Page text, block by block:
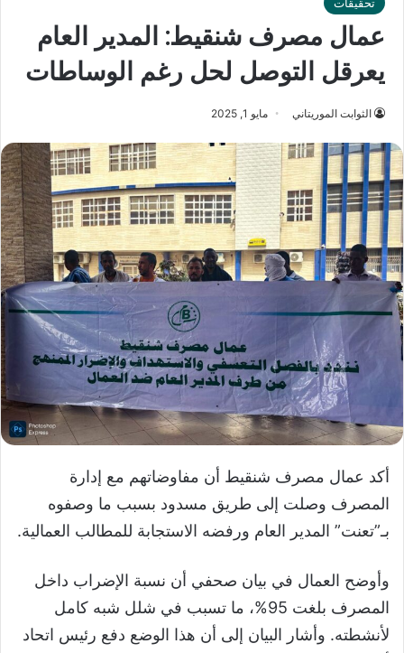
عمال مصرف شنقيط: المدير العام
يعرقل التوصل لحل رغم الوساطات
الثوابت الموريتاني مايو 1, 2025
أكد عمال مصرف شنقيط أن مفاوضاتهم مع إدارة
المصرف وصلت إلى طريق مسدود بسبب ما وصفوه
بـ”تعنت” المدير العام ورفضه الاستجابة للمطالب العمالية.
وأوضح العمال في بيان صحفي أن نسبة الإضراب داخل
المصرف بلغت 95%، ما تسبب في شلل شبه كامل
لأنشطته. وأشار البيان إلى أن هذا الوضع دفع رئيس اتحاد